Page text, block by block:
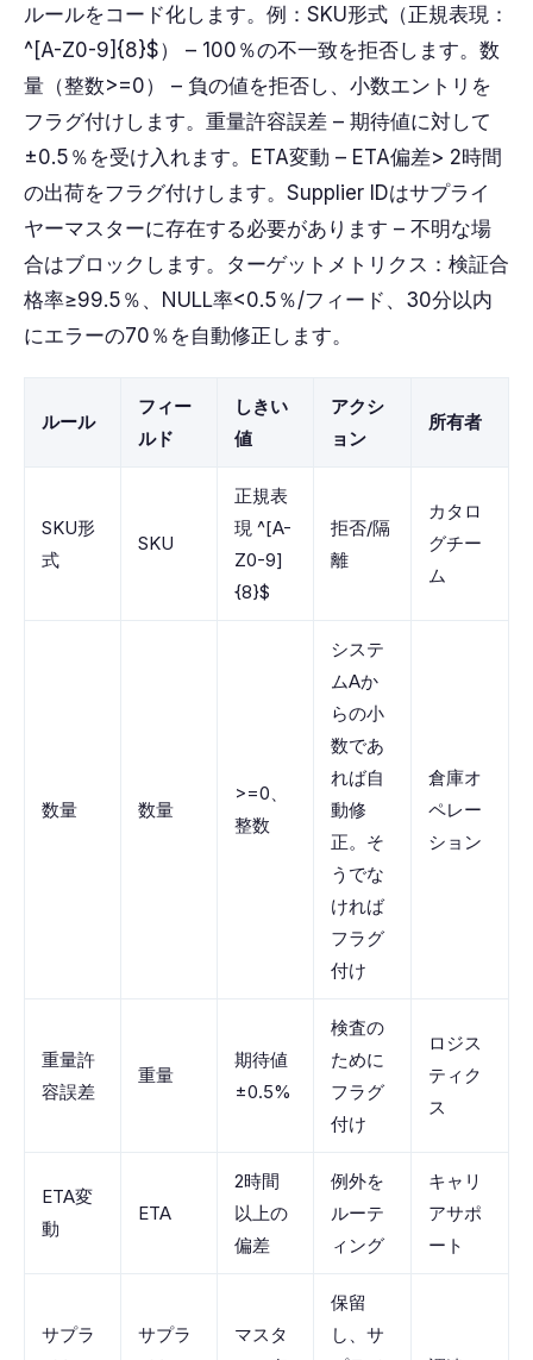
ルールをコード化します。例：SKU形式（正規表現：
^[A-Z0-9]{8}$） – 100％の不一致を拒否します。数
量（整数>=0） – 負の値を拒否し、小数エントリを
フラグ付けします。重量許容誤差 – 期待値に対して
±0.5％を受け入れます。ETA変動 – ETA偏差> 2時間
の出荷をフラグ付けします。Supplier IDはサプライ
ヤーマスターに存在する必要があります – 不明な場
合はブロックします。ターゲットメトリクス：検証合
格率≥99.5％、NULL率<0.5％/フィード、30分以内
にエラーの70％を自動修正します。
ルール
フィー
ルド
しきい
値
アクシ
ョン
所有者
SKU形
式
SKU
正規表
現 ^[A-
Z0-9]
{8}$
拒否/隔
離
カタロ
グチー
ム
数量 数量
>=0、
整数
システ
ムAか
らの小
数であ
れば自
動修
正。そ
うでな
ければ
フラグ
付け
倉庫オ
ペレー
ション
重量許
容誤差
重量
期待値
±0.5%
検査の
ために
フラグ
付け
ロジス
ティク
ス
ETA変
動
ETA
2時間
以上の
偏差
例外を
ルーテ
ィング
キャリ
アサポ
ート
サプラ
サプラ
マスタ
保留
し、サ